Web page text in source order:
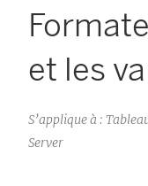
et les
S’applique à :
Server